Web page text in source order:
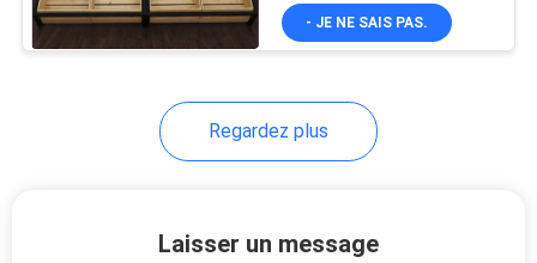
chaussure affichage
- JE NE SAIS PAS.
Regardez plus
Laisser un message